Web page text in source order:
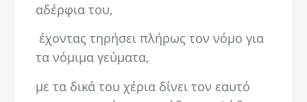
αδέρφια του,
έχοντας τηρήσει πλήρως τον νόμο για
τα νόμιμα γεύματα,
με τα δικά του χέρια δίνει τον εαυτό